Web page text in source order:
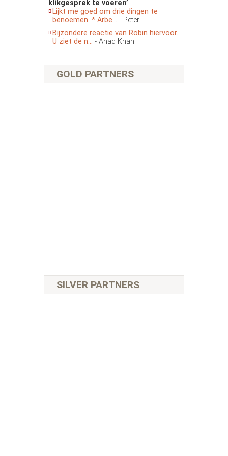
klikgesprek te voeren’
Lijkt me goed om drie dingen te
benoemen. * Arbe... - Peter
Bijzondere reactie van Robin hiervoor.
U ziet de n... - Ahad Khan
GOLD PARTNERS
SILVER PARTNERS